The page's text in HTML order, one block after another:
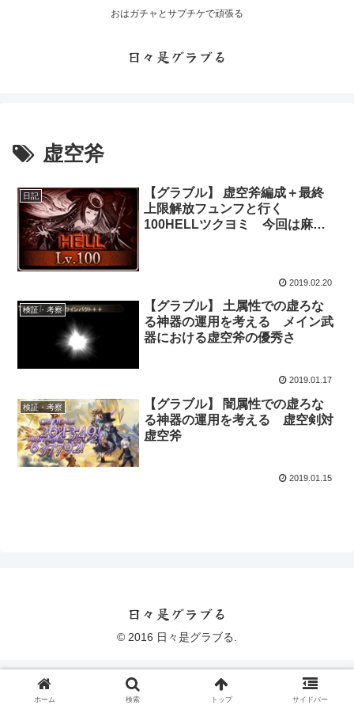
おはガチャとサプチケで頑張る
日々是グラブる
虚空斧
日記
【グラブル】 虚空斧編成＋最終
上限解放フュンフと行く
100HELLツクヨミ 今回は麻痺
2019.02.20
検証・考察
【グラブル】 土属性での虚ろな
る神器の運用を考える メイン武
器における虚空斧の優秀さ
2019.01.17
検証・考察
【グラブル】 闇属性での虚ろな
る神器の運用を考える 虚空剣対
虚空斧
2019.01.15
日々是グラブる
© 2016 日々是グラブる.
ホーム 検索 トップ サイドバー